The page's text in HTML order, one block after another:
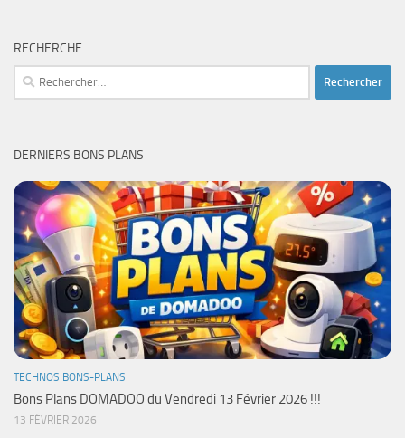
RECHERCHE
Rechercher :
DERNIERS BONS PLANS
TECHNOS BONS-PLANS
Bons Plans DOMADOO du Vendredi 13 Février 2026 !!!
13 FÉVRIER 2026